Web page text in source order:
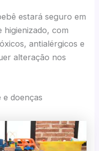
estará seguro em
higienizado, com
antialérgicos e
alteração nos
doenças